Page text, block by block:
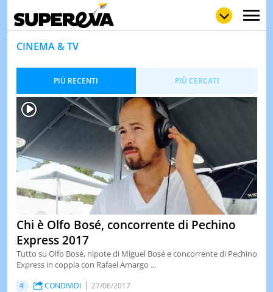
& TV
QUIZ
&
&
CINEMA & TV
PIÙ RECENTI PIÙ CERCATI
Chi è Olfo Bosé, concorrente di Pechino
Express 2017
Tutto su Olfo Bosé, nipote di Miguel Bosé e concorrente di Pechino
Express in coppia con Rafael Amargo ...
4 CONDIVIDI 27/06/2017